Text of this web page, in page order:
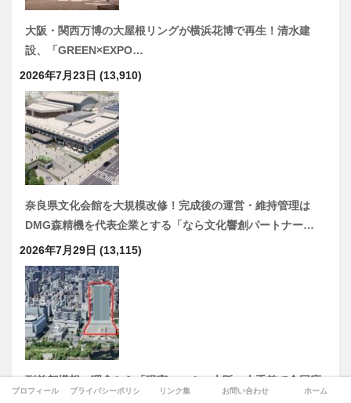
大阪・関西万博の大屋根リングが横浜花博で再生！清水建
設、「GREEN×EXPO…
2026年7月23日 (13,910)
奈良県文化会館を大規模改修！完成後の運営・維持管理は
DMG森精機を代表企業とする「なら文化響創パートナー…
2026年7月29日 (13,115)
副首都構想、理念から「現実」へ！ 大阪・大手前で合同庁
プロフィール プライバシーポリシー リンク集 お問い合わせ ホーム